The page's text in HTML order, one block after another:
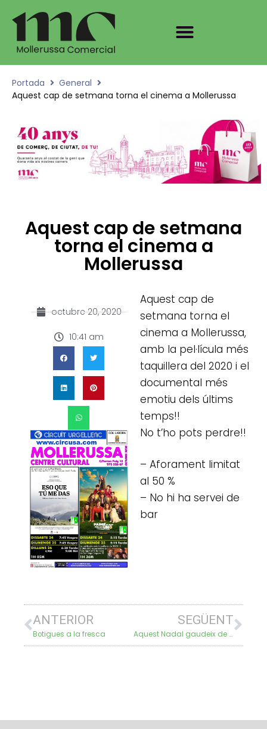
Portada
General
Aquest cap de setmana torna el cinema a Mollerussa
Aquest cap de setmana
torna el cinema a
Mollerussa
octubre 20, 2020
10:41 am
Aquest cap de
setmana torna el
cinema a Mollerussa,
amb la pel·lícula més
taquillera del 2020 i el
documental més
emotiu dels últims
temps!!
No t’ho pots perdre!!
– Aforament limitat
al 50 %
– No hi ha servei de
bar
ANTERIOR
Botigues a la fresca
SEGÜENT
Aquest Nadal gaudeix de teatre i cinema gratuïts comprant a Mollerussa Comercial!